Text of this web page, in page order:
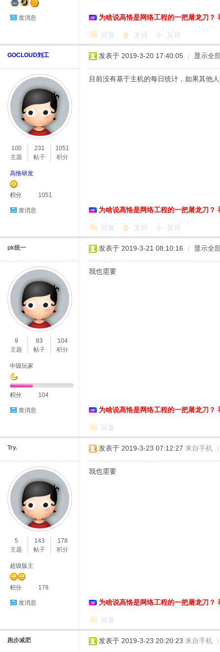
发消息 为啥说高恪是网络工程的一把屠龙刀？
回复 支持 反对
GOCLOUD刘工
100
主题
231
帖子
1051
积分
高恪研发
积分 1051
发消息
发表于 2019-3-20 17:40:05 | 显示全
目前没有基于主机的每日统计，如果其他
为啥说高恪是网络工程的一把屠龙刀？
回复 支持 反对
pk统一
9
主题
83
帖子
104
积分
中级玩家
积分 104
发消息
发表于 2019-3-21 08:10:16 | 显示全
我也需要
为啥说高恪是网络工程的一把屠龙刀？
回复
Try.
5
主题
143
帖子
178
积分
超级版主
积分 178
发消息
发表于 2019-3-23 07:12:27 来自手机 |
我也需要
为啥说高恪是网络工程的一把屠龙刀？
回复
跑步减肥 发表于 2019-3-23 20:20:23 来自手机 |